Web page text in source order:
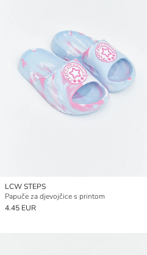
LCW STEPS
Papuče za djevojčice s printom
4.45 EUR